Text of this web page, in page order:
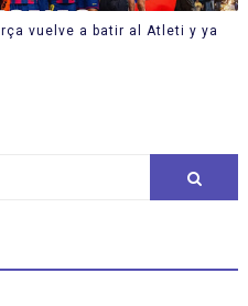
vuelve a batir al Atleti y ya